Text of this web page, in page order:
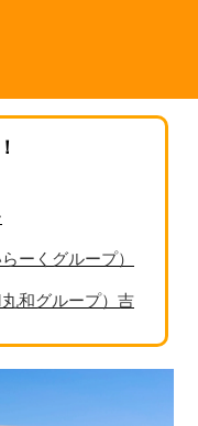
ーくグループ）
和グループ）吉